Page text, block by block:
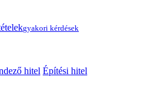
gyakori kérdések
hitel Építési hitel